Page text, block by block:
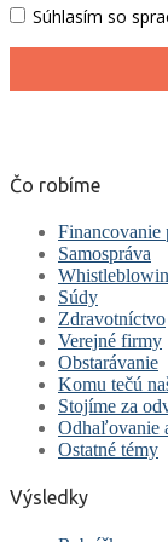
Čo robíme
Samospráva
Súdy
Zdravotníctvo
Verejné firmy
Obstarávanie
Komu tečú
Stojíme za
Odhaľovanie
Ostatné témy
Výsledky